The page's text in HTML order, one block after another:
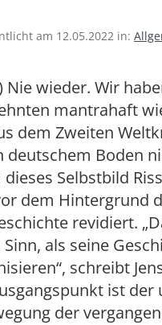
am 12.05.2022 in:
Nie wieder. Wir
mantrahaft
dem Zweiten
deutschem Boden
Selbstbild
dem Hintergrund
revidiert.
als seine
schreibt
ist
der